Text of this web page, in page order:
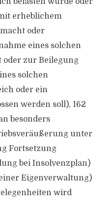
erheblichem
oder
eines solchen
oder zur Beilegung
solchen
oder ein
werden soll), 162
besonders
unter
Fortsetzung
bei Insolvenzplan)
Eigenverwaltung)
wird